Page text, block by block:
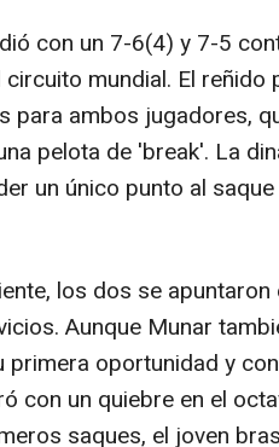
con un 7-6(4) y 7-5
mundial. El reñido
para ambos jugadores,
pelota de 'break'. La
un único punto al
los dos se
Aunque Munar
primera oportunidad y
con un quiebre en el
saques, el joven